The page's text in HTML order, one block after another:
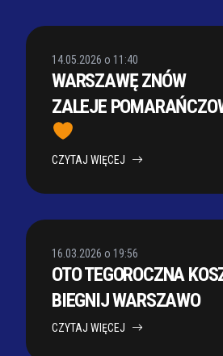
14.05.2026 o 11:40
WARSZAWĘ ZNÓW
ZALEJE
CZYTAJ WIĘCEJ
16.03.2026 o 19:56
OTO TEGOROCZNA
BIEGNIJ WARSZAWO
CZYTAJ WIĘCEJ